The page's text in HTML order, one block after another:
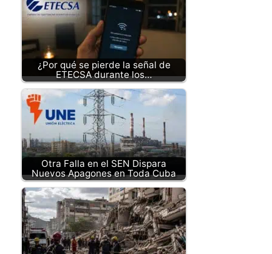
¿Por qué se pierde la señal de
ETECSA durante los…
Otra Falla en el SEN Dispara
Nuevos Apagones en Toda Cuba